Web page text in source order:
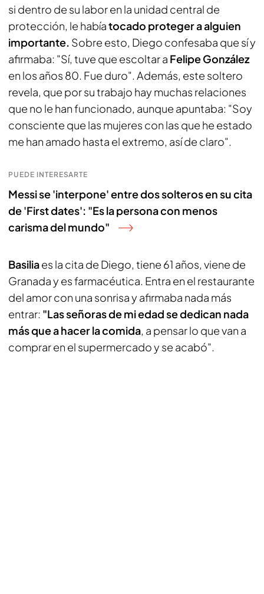
si dentro de su labor en la unidad central de
protección, le habíatocado proteger a alguien
importante. Sobre esto, Diego confesaba que sí y
afirmaba: "Sí, tuve que escoltar a Felipe González
en los años 80. Fue duro". Además, este soltero
revela, que por su trabajo hay muchas relaciones
que no le han funcionado, aunque apuntaba: "Soy
consciente que las mujeres con las que he estado
me han amado hasta el extremo, así de claro".
PUEDE INTERESARTE
Messi se 'interpone' entre dos solteros en su cita
de 'First dates': "Es la persona con menos
carisma del mundo"
Basiliaes la cita de Diego, tiene 61 años, viene de
Granada y es farmacéutica. Entra en el restaurante
del amor con una sonrisa y afirmaba nada más
entrar: "Las señoras de mi edad se dedican nada
más que a hacer la comida, a pensar lo que van a
comprar en el supermercado y se acabó".